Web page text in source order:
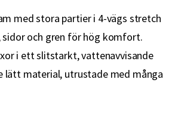
med stora partier i 4-vägs stretch
sidor och gren för hög komfort.
i ett slitstarkt, vattenavvisande
lätt material, utrustade med många